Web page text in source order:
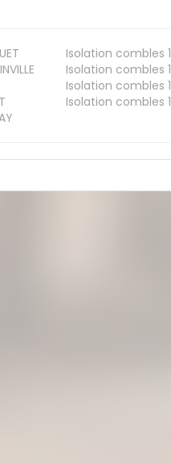
Isolation combles 1
Isolation combles 1
Isolation combles 1
Isolation combles 1